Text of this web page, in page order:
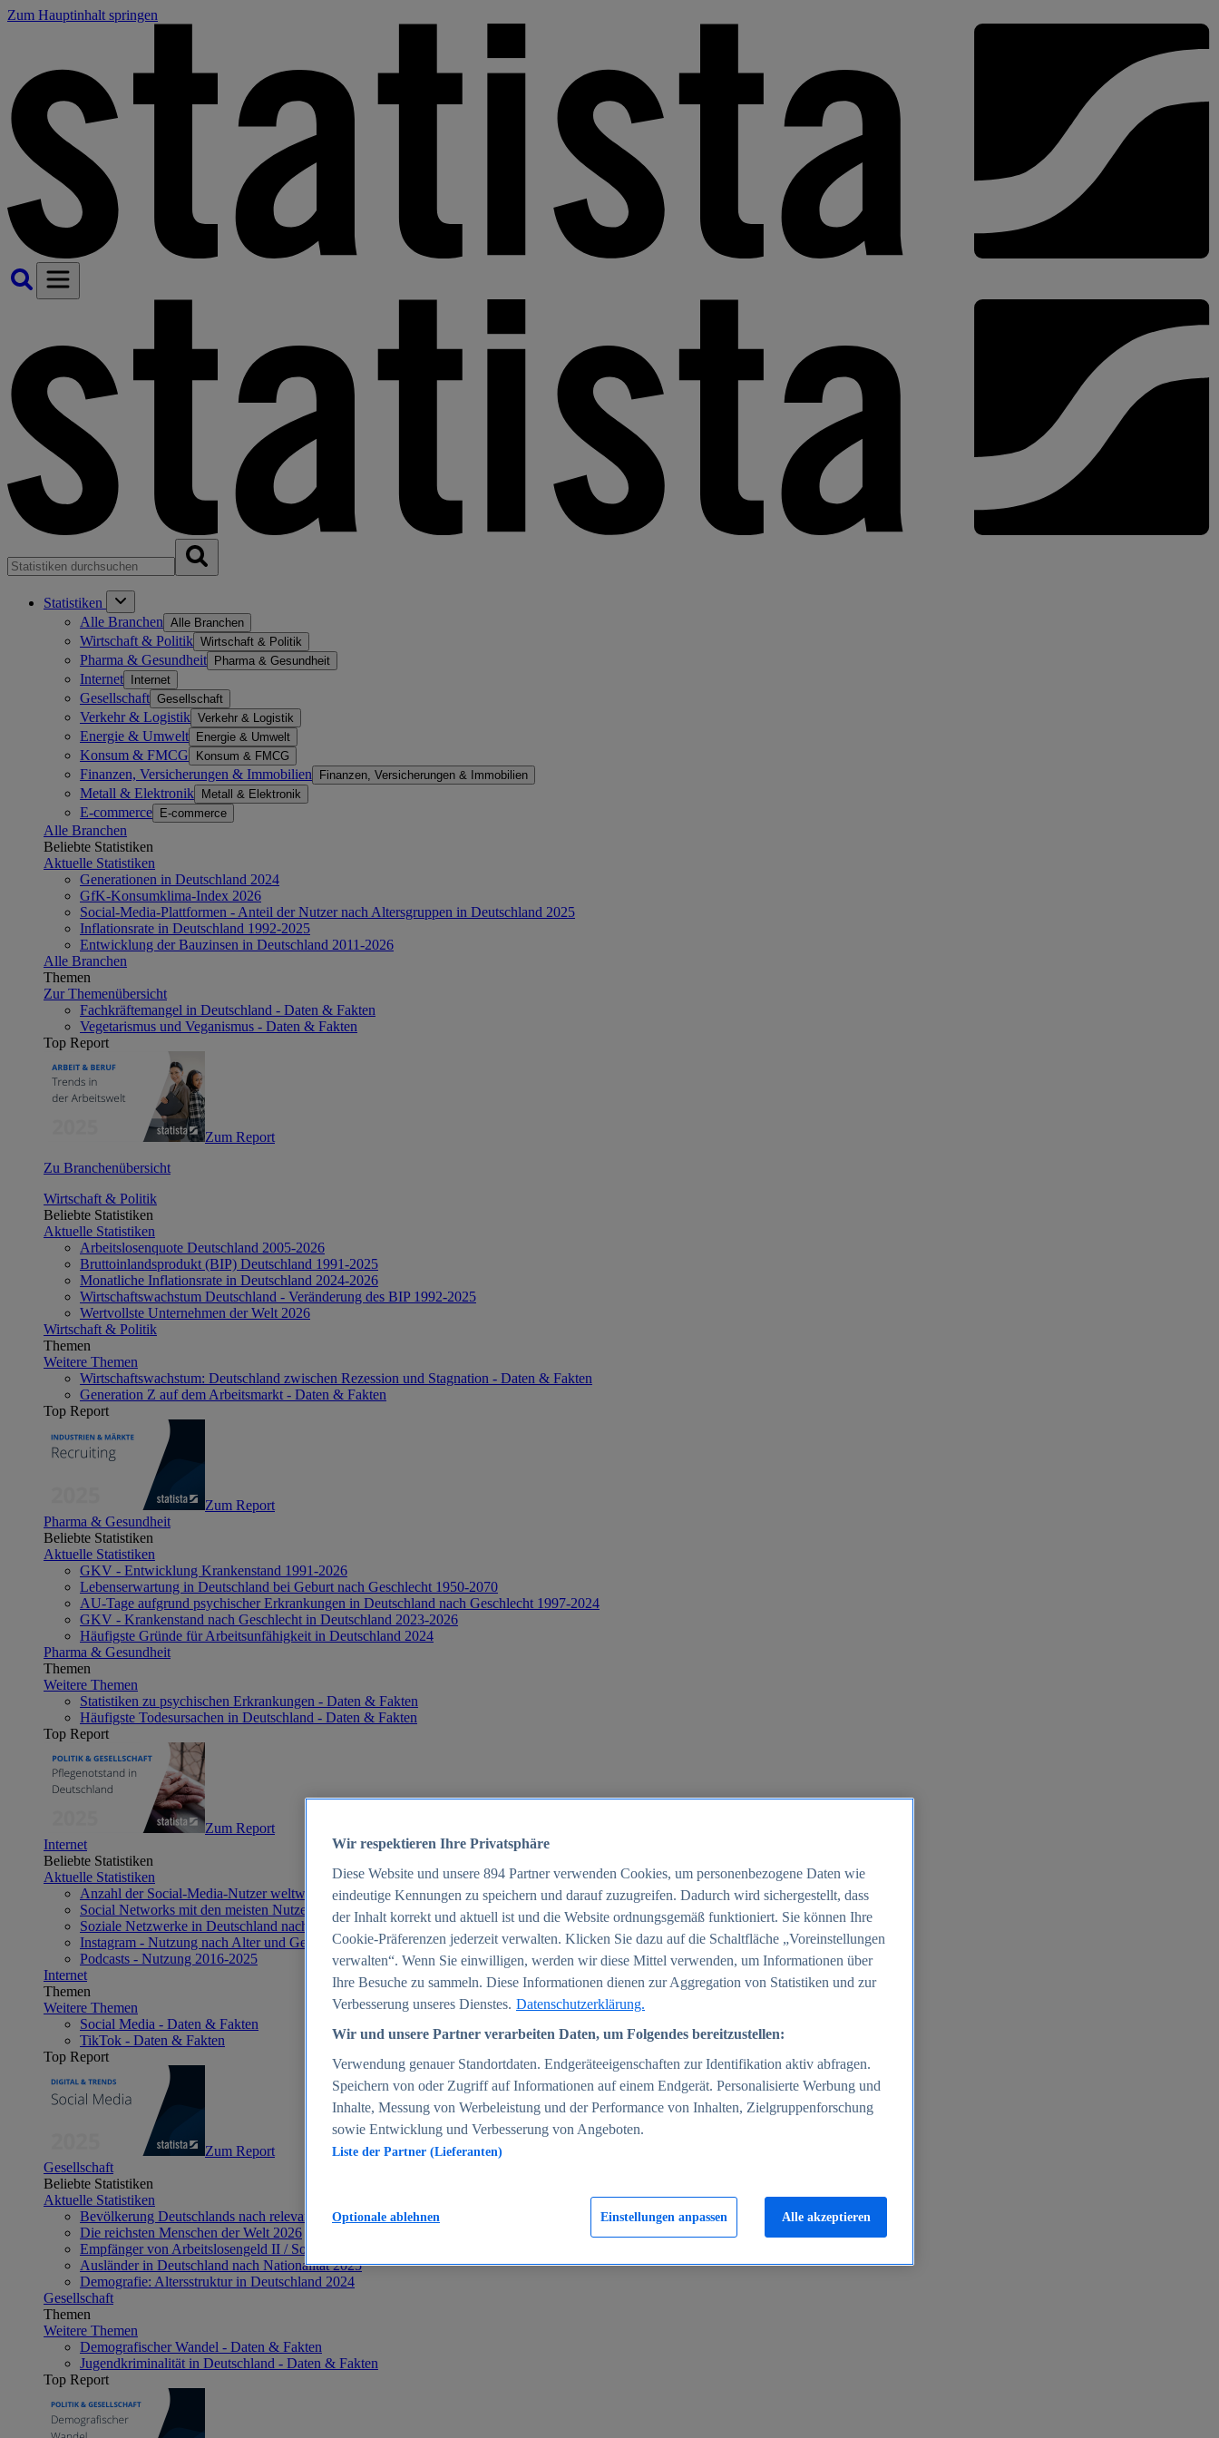
Zum Hauptinhalt springen
Statistiken
Alle Branchen Alle Branchen
Wirtschaft & Politik Wirtschaft & Politik
Pharma & Gesundheit Pharma & Gesundheit
Internet Internet
Gesellschaft Gesellschaft
Verkehr & Logistik Verkehr & Logistik
Energie & Umwelt Energie & Umwelt
Konsum & FMCG Konsum & FMCG
Finanzen, Versicherungen & Immobilien Finanzen, Versicherungen & Immobilien
Metall & Elektronik Metall & Elektronik
E-commerce E-commerce
Alle Branchen
Beliebte Statistiken
Aktuelle Statistiken
Generationen in Deutschland 2024
GfK-Konsumklima-Index 2026
Social-Media-Plattformen - Anteil der Nutzer nach Altersgruppen in Deutschland 2025
Inflationsrate in Deutschland 1992-2025
Entwicklung der Bauzinsen in Deutschland 2011-2026
Alle Branchen
Themen
Zur Themenübersicht
Fachkräftemangel in Deutschland - Daten & Fakten
Vegetarismus und Veganismus - Daten & Fakten
Top Report
Zum Report
Zu Branchenübersicht
Wirtschaft & Politik
Beliebte Statistiken
Aktuelle Statistiken
Arbeitslosenquote Deutschland 2005-2026
Bruttoinlandsprodukt (BIP) Deutschland 1991-2025
Monatliche Inflationsrate in Deutschland 2024-2026
Wirtschaftswachstum Deutschland - Veränderung des BIP 1992-2025
Wertvollste Unternehmen der Welt 2026
Wirtschaft & Politik
Themen
Weitere Themen
Wirtschaftswachstum: Deutschland zwischen Rezession und Stagnation - Daten & Fakten
Generation Z auf dem Arbeitsmarkt - Daten & Fakten
Top Report
Zum Report
Pharma & Gesundheit
Beliebte Statistiken
Aktuelle Statistiken
GKV - Entwicklung Krankenstand 1991-2026
Lebenserwartung in Deutschland bei Geburt nach Geschlecht 1950-2070
AU-Tage aufgrund psychischer Erkrankungen in Deutschland nach Geschlecht 1997-2024
GKV - Krankenstand nach Geschlecht in Deutschland 2023-2026
Häufigste Gründe für Arbeitsunfähigkeit in Deutschland 2024
Pharma & Gesundheit
Themen
Weitere Themen
Statistiken zu psychischen Erkrankungen - Daten & Fakten
Häufigste Todesursachen in Deutschland - Daten & Fakten
Top Report
Zum Report
Internet
Beliebte Statistiken
Aktuelle Statistiken
Anzahl der Social-Media-Nutzer weltweit 2012-2025
Social Networks mit den meisten Nutzern weltweit 2025
Soziale Netzwerke in Deutschland nach Generationen 2025
Instagram - Nutzung nach Alter und Geschlecht in Deutschland 2025
Podcasts - Nutzung 2016-2025
Internet
Themen
Weitere Themen
Social Media - Daten & Fakten
TikTok - Daten & Fakten
Top Report
Zum Report
Gesellschaft
Beliebte Statistiken
Aktuelle Statistiken
Bevölkerung Deutschlands nach relevanten Altersgruppen 2024
Die reichsten Menschen der Welt 2026
Empfänger von Arbeitslosengeld II / Sozialgeld / Bürgergeld in Deutschland 2005-2025
Ausländer in Deutschland nach Nationalität 2025
Demografie: Altersstruktur in Deutschland 2024
Gesellschaft
Themen
Weitere Themen
Demografischer Wandel - Daten & Fakten
Jugendkriminalität in Deutschland - Daten & Fakten
Top Report
Wir respektieren Ihre Privatsphäre
Diese Website und unsere 894 Partner verwenden Cookies, um personenbezogene Daten wie
eindeutige Kennungen zu speichern und darauf zuzugreifen. Dadurch wird sichergestellt, dass
der Inhalt korrekt und aktuell ist und die Website ordnungsgemäß funktioniert. Sie können Ihre
Cookie-Präferenzen jederzeit verwalten. Klicken Sie dazu auf die Schaltfläche „Voreinstellungen
verwalten“. Wenn Sie einwilligen, werden wir diese Mittel verwenden, um Informationen über
Ihre Besuche zu sammeln. Diese Informationen dienen zur Aggregation von Statistiken und zur
Verbesserung unseres Dienstes. Datenschutzerklärung.
Wir und unsere Partner verarbeiten Daten, um Folgendes bereitzustellen:
Verwendung genauer Standortdaten. Endgeräteeigenschaften zur Identifikation aktiv abfragen.
Speichern von oder Zugriff auf Informationen auf einem Endgerät. Personalisierte Werbung und
Inhalte, Messung von Werbeleistung und der Performance von Inhalten, Zielgruppenforschung
sowie Entwicklung und Verbesserung von Angeboten.
Liste der Partner (Lieferanten)
Einstellungen anpassen
Optionale ablehnen Alle akzeptieren